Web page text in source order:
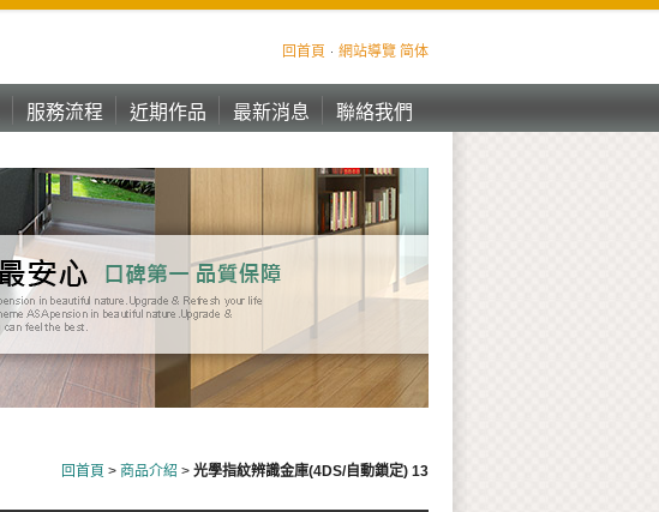
回首頁 網站導覽 简体
服務流程
近期作品
最新消息
聯絡我們
回首頁 > 商品介紹 > 光學指紋辨識金庫(4DS/自動鎖定) 13